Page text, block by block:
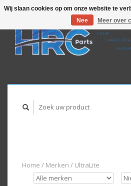
Home / Merken / UltraLite
Wij slaan cookies op om onze website te
Nee
Meer over